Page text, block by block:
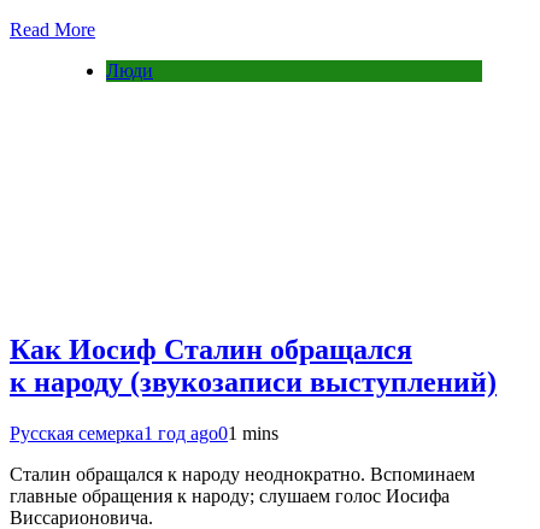
Read More
Люди
Как Иосиф Сталин обращался
к народу (звукозаписи выступлений)
Русская семерка1 год ago01 mins
Сталин обращался к народу неоднократно. Вспоминаем
главные обращения к народу; слушаем голос Иосифа
Виссарионовича.